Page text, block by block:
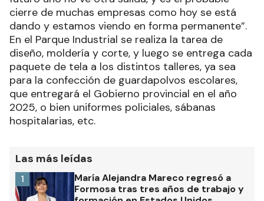
cierre de muchas empresas como hoy se está
dando y estamos viendo en forma permanente”.
En el Parque Industrial se realiza la tarea de
diseño, moldería y corte, y luego se entrega cada
paquete de tela a los distintos talleres, ya sea
para la confección de guardapolvos escolares,
que entregará el Gobierno provincial en el año
2025, o bien uniformes policiales, sábanas
hospitalarias, etc.
Las más leídas
María Alejandra Mareco regresó a
Formosa tras tres años de trabajo y
1